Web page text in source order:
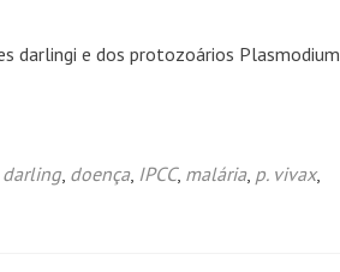
darlingi e dos protozoários Plasmodium
, doença, IPCC, malária, p. vivax,